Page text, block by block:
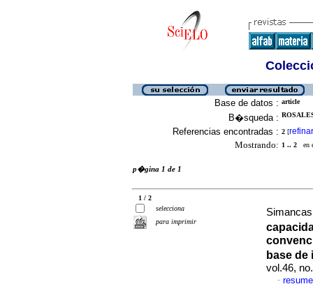
Base de datos : article
B�squeda :
Referencias encontradas : 2 [refinar
Mostrando: 1 .. 2 en
p�gina 1 de 1
1 / 2
selecciona
para imprimir
base
vol.46,
·